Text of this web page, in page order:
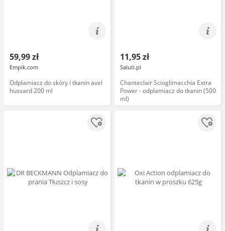
59,99 zł
Empik.com
Odplamiacz do skóry i tkanin avel
hussard 200 ml
11,95 zł
Saluti.pl
Chanteclair Scioglimacchia Extra
Power - odplamiacz do tkanin (500
ml)